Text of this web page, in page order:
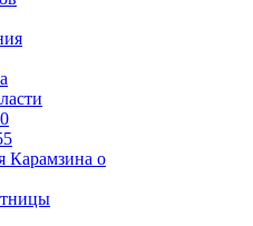
Карамзина о